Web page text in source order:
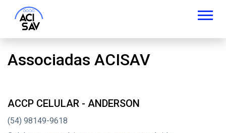
Associadas ACISAV
ACCP CELULAR - ANDERSON
(54) 98149-9618